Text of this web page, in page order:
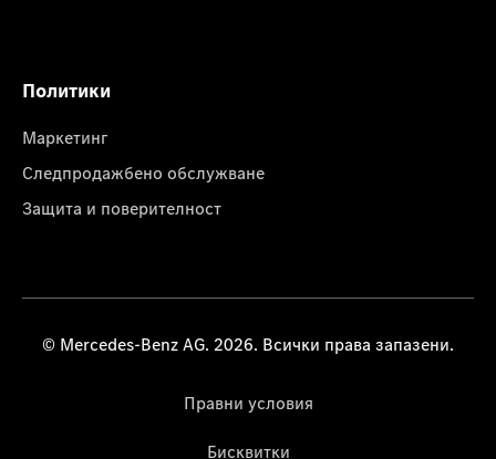
Политики
Маркетинг
Следпродажбено обслужване
Защита и поверителност
© Mercedes-Benz AG. 2026. Всички права запазени.
Правни условия
Бисквитки